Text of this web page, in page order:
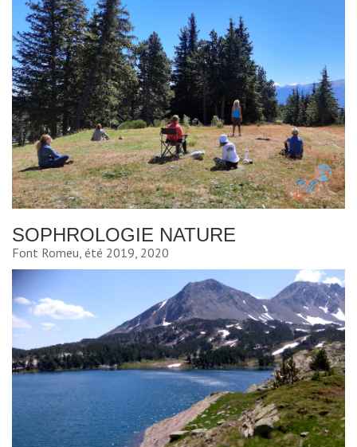
SOPHROLOGIE NATURE
Font Romeu, été 2019, 2020